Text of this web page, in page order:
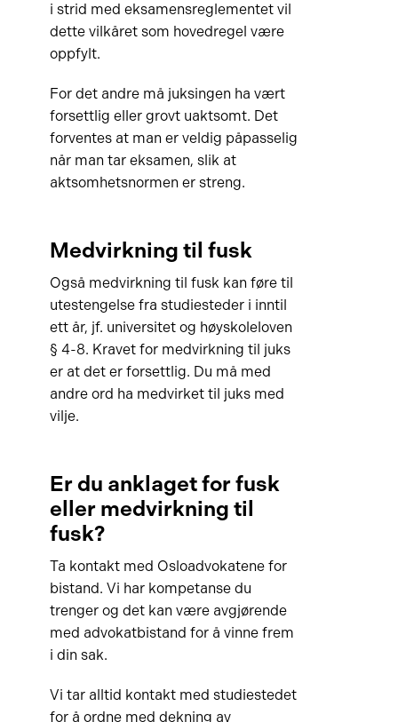
i strid med eksamensreglementet vil
dette vilkåret som hovedregel være
oppfylt.
For det andre må juksingen ha vært
forsettlig eller grovt uaktsomt. Det
forventes at man er veldig påpasselig
når man tar eksamen, slik at
aktsomhetsnormen er streng.
Medvirkning til fusk
Også medvirkning til fusk kan føre til
utestengelse fra studiesteder i inntil
ett år, jf. universitet og høyskoleloven
§ 4-8. Kravet for medvirkning til juks
er at det er forsettlig. Du må med
andre ord ha medvirket til juks med
vilje.
Er du anklaget for fusk
eller medvirkning til
fusk?
Ta kontakt med Osloadvokatene for
bistand. Vi har kompetanse du
trenger og det kan være avgjørende
med advokatbistand for å vinne frem
i din sak.
Vi tar alltid kontakt med studiestedet
for å ordne med dekning av